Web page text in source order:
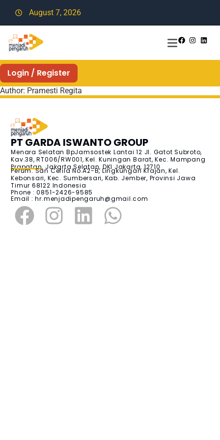
August 7, 2026
Login / Register
Author: Pramesti Regita
PT GARDA ISWANTO GROUP
Menara Selatan BpJamsostek Lantai 12 Jl. Gatot Subroto,
Kav.38, RT006/RW001, Kel. Kuningan Barat, Kec. Mampang
Prapatan, Jakarta Selatan, DKI Jakarta, 12710
Perum. San Cefila No.A2-B, Lingkungan Krajan, Kel.
Kebonsari, Kec. Sumbersari, Kab. Jember, Provinsi Jawa
Timur 68122 Indonesia
Phone : 0851-2426-9585
Email :hr.menjadipengaruh@gmail.com